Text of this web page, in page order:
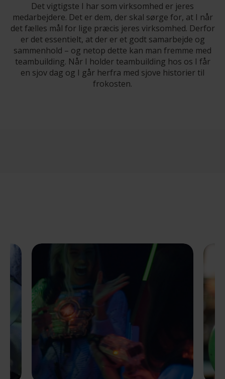
Det vigtigste I har som virksomhed er jeres
medarbejdere. Det er dem, der skal sørge for, at I når
det fælles mål for lige præcis jeres virksomhed. Derfor
er det essentielt, at der er et godt samarbejde og
sammenhold – og netop dette kan man fremme med
teambuilding. Når I holder teambuilding hos os I får
en sjov dag og I går herfra med sjove historier til
frokosten.